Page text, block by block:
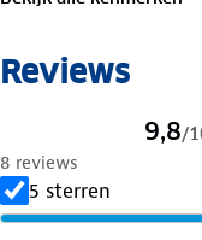
Verleng de
Reviews
9,8/
8 reviews
5 sterren